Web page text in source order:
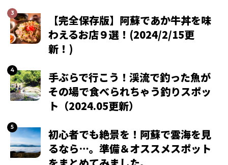
【完全保存版】阿蘇であか牛丼を味
わえるお店９選！(2024/2/15更
新！)
手ぶらで行こう！渓流で釣った魚が
その場で食べられちゃう釣りスポッ
ト（2024.05更新）
初心者でも絶景を！阿蘇で雲海を見
るなら…。準備＆オススメスポット